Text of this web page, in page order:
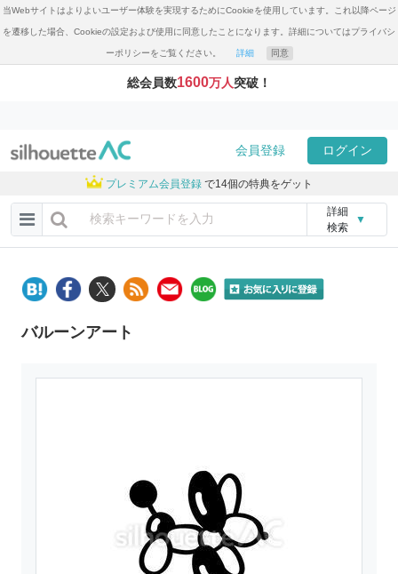
当Webサイトはよりよいユーザー体験を実現するためにCookieを使用しています。これ以降ページ
を遷移した場合、Cookieの設定および使用に同意したことになります。詳細についてはプライバシ
ーポリシーをご覧ください。 詳細 同意
総会員数1600万人突破！
会員登録 ログイン
プレミアム会員登録 で14個の特典をゲット
詳細
検索
▼
バルーンアート